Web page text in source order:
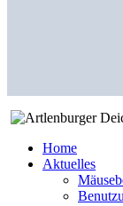
Home
Aktuelles